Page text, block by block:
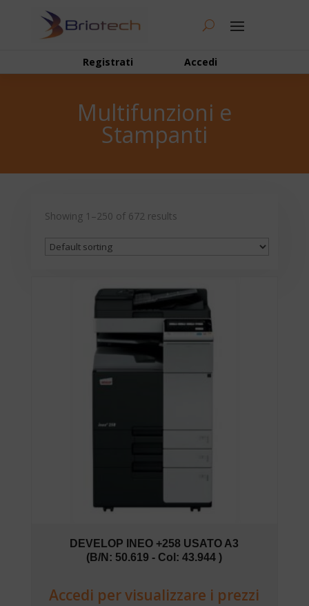
Registrati Accedi
Multifunzioni e
Stampanti
Showing 1–250 of 672 results
DEVELOP INEO +258 USATO A3
(B/N: 50.619 - Col: 43.944 )
Accedi per visualizzare i prezzi